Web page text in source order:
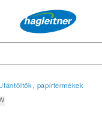
papírtermékek